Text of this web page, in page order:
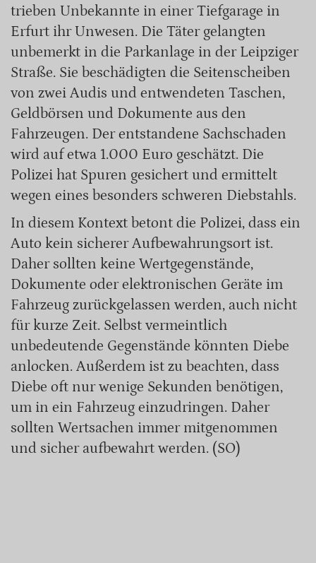
trieben Unbekannte in einer Tiefgarage in
Erfurt ihr Unwesen. Die Täter gelangten
unbemerkt in die Parkanlage in der Leipziger
Straße. Sie beschädigten die Seitenscheiben
von zwei Audis und entwendeten Taschen,
Geldbörsen und Dokumente aus den
Fahrzeugen. Der entstandene Sachschaden
wird auf etwa 1.000 Euro geschätzt. Die
Polizei hat Spuren gesichert und ermittelt
wegen eines besonders schweren Diebstahls.
In diesem Kontext betont die Polizei, dass ein
Auto kein sicherer Aufbewahrungsort ist.
Daher sollten keine Wertgegenstände,
Dokumente oder elektronischen Geräte im
Fahrzeug zurückgelassen werden, auch nicht
für kurze Zeit. Selbst vermeintlich
unbedeutende Gegenstände könnten Diebe
anlocken. Außerdem ist zu beachten, dass
Diebe oft nur wenige Sekunden benötigen,
um in ein Fahrzeug einzudringen. Daher
sollten Wertsachen immer mitgenommen
und sicher aufbewahrt werden. (SO)